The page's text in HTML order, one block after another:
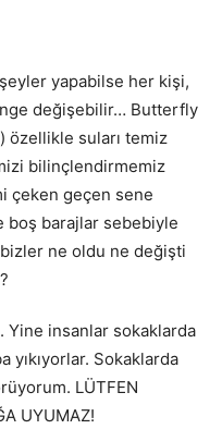
yapabilse her kişi,
değişebilir… Butterfly
özellikle suları temiz
bilinçlendirmemiz
çeken geçen sene
boş barajlar sebebiyle
ne oldu ne değişti
Yine insanlar sokaklarda
yıkıyorlar. Sokaklarda
LÜTFEN
UYUMAZ!